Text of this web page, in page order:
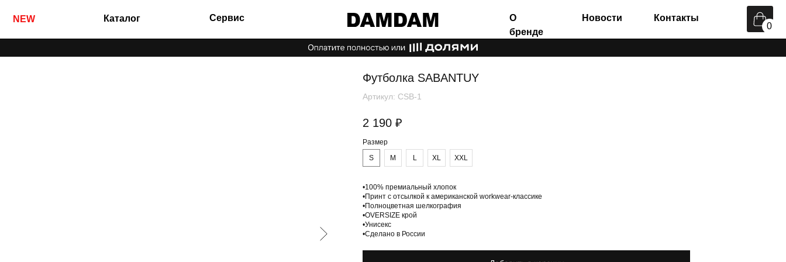
NEW Сервис
Каталог Контакты
0
Футболка SABANTUY
Артикул: CSB-1
2 190 ₽
Размер
S
M L XL XXL
•100% премиальный хлопок
•Принт с отсылкой к американской workwear-классике
•Полноцветная шелкография
•OVERSIZE крой
•Унисекс
•Сделано в России